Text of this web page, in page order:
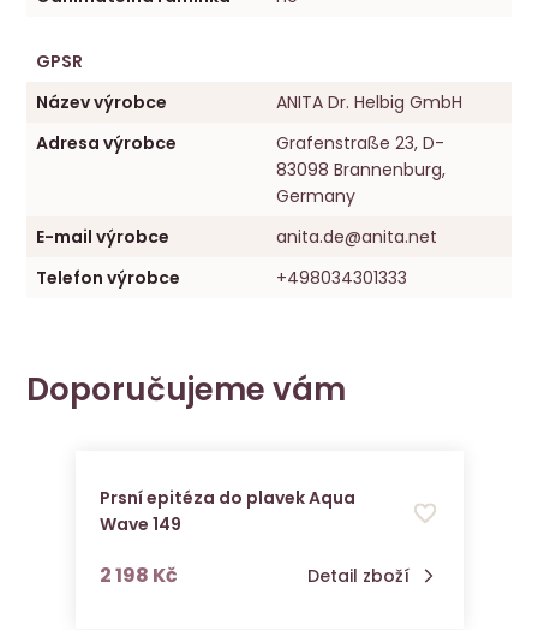
GPSR
Název výrobce
ANITA Dr. Helbig GmbH
Adresa výrobce
Grafenstraße 23, D-
83098 Brannenburg,
Germany
E-mail výrobce
anita.de@anita.net
Telefon výrobce
+498034301333
Doporučujeme vám
Prsní epitéza do plavek Aqua
Wave 149
2 198 Kčs DPH Detail zboží